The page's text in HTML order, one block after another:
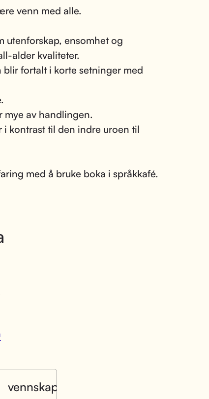
venn med alle.
utenforskap, ensomhet og
alder kvaliteter.
fortalt i korte setninger med
mye av handlingen.
i kontrast til den indre uroen til
med å bruke boka i språkkafé.
vennskap